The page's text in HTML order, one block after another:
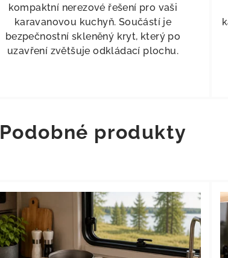
kompaktní nerezové řešení pro vaši
karavanovou kuchyň. Součástí je
bezpečnostní skleněný kryt, který po
uzavření zvětšuje odkládací plochu.
Podobné produkty